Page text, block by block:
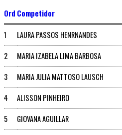
Ord Competidor
1 LAURA PASSOS HENRNANDES
2
MARIA IZABELA LIMA BARBOSA
3
MARIA JULIA MATTOSO LAUSCH
4
ALISSON PINHEIRO
5
GIOVANA AGUILLAR